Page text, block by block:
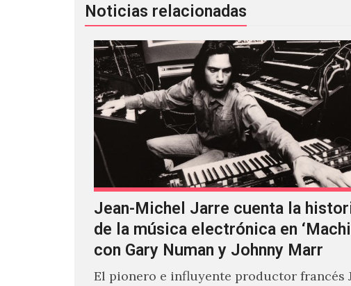
Noticias relacionadas
Jean-Michel Jarre cuenta la
de la música electrónica en
con Gary Numan y Johnny Marr
El pionero e influyente productor francés